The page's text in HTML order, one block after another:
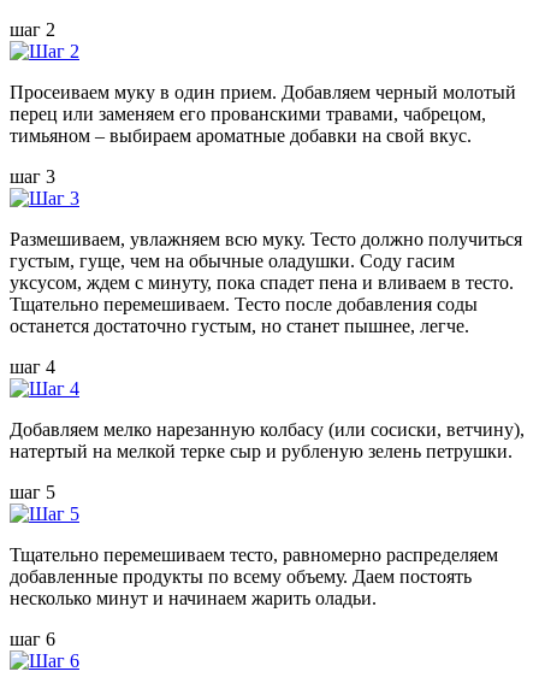
шаг 2
Просеиваем муку в один прием. Добавляем черный молотый
перец или заменяем его прованскими травами, чабрецом,
тимьяном – выбираем ароматные добавки на свой вкус.
шаг 3
Размешиваем, увлажняем всю муку. Тесто должно получиться
густым, гуще, чем на обычные оладушки. Соду гасим
уксусом, ждем с минуту, пока спадет пена и вливаем в тесто.
Тщательно перемешиваем. Тесто после добавления соды
останется достаточно густым, но станет пышнее, легче.
шаг 4
Добавляем мелко нарезанную колбасу (или сосиски, ветчину),
натертый на мелкой терке сыр и рубленую зелень петрушки.
шаг 5
Тщательно перемешиваем тесто, равномерно распределяем
добавленные продукты по всему объему. Даем постоять
несколько минут и начинаем жарить оладьи.
шаг 6